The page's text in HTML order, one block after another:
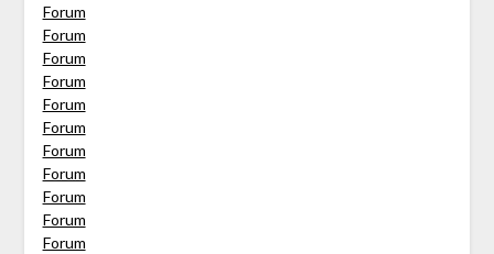
Forum
Forum
Forum
Forum
Forum
Forum
Forum
Forum
Forum
Forum
Forum